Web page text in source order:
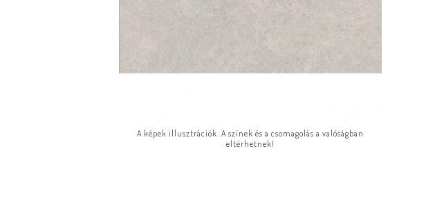
A képek illusztrációk. A színek és a csomagolás a valóságban
eltérhetnek!